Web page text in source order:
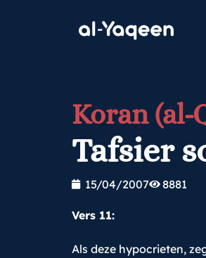
Koran (al-
Tafsier
15/04/2007 8881
Vers 11:
Als deze hypocrieten,